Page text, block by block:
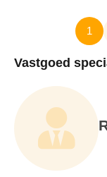
1
Vastgoed